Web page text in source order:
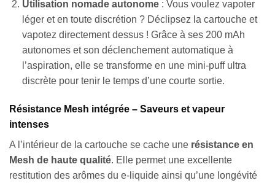
Utilisation nomade autonome: Vous voulez vapoter
léger et en toute discrétion ? Déclipsez la cartouche et
vapotez directement dessus ! Grâce à ses 200 mAh
autonomes et son déclenchement automatique à
l’aspiration, elle se transforme en une mini-puff ultra
discrète pour tenir le temps d’une courte sortie.
Résistance Mesh intégrée – Saveurs et vapeur
intenses
A l’intérieur de la cartouche se cache une résistance en
Mesh de haute qualité. Elle permet une excellente
restitution des arômes du e-liquide ainsi qu’une longévité